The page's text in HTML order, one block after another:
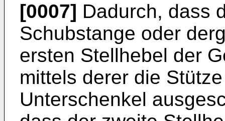
[0007] Dadurch, dass
Schubstange oder
ersten Stellhebel der
mittels derer die
Unterschenkel